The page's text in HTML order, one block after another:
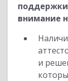
внимание
и